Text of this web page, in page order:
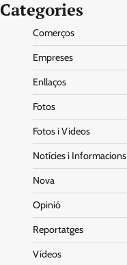
Categories
Comerços
Empreses
Enllaços
Fotos
Fotos i Videos
Notícies i Informacions
Nova
Opinió
Reportatges
Vídeos